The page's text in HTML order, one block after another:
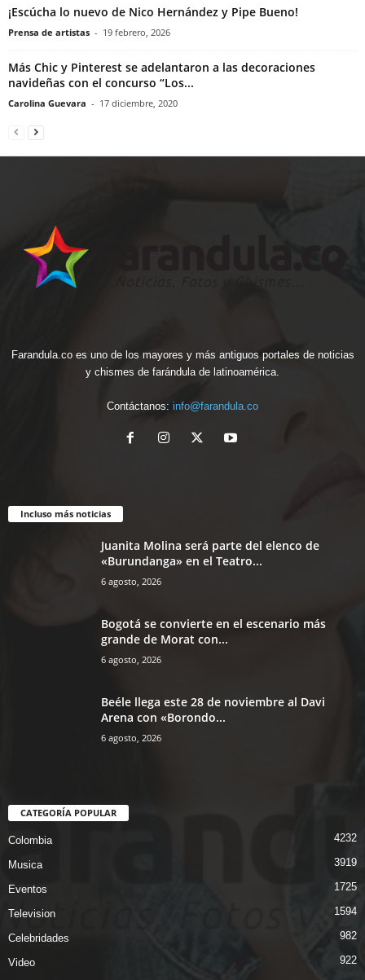
¡Escúcha lo nuevo de Nico Hernández y Pipe Bueno!
Prensa de artistas - 19 febrero, 2026
Más Chic y Pinterest se adelantaron a las decoraciones
navideñas con el concurso “Los...
Carolina Guevara - 17 diciembre, 2020
Farandula.co es uno de los mayores y más antiguos portales de noticias
y chismes de farándula de latinoamérica.
Contáctanos: info@farandula.co
Incluso más noticias
Juanita Molina será parte del elenco de
«Burundanga» en el Teatro...
6 agosto, 2026
Bogotá se convierte en el escenario más
grande de Morat con...
6 agosto, 2026
Beéle llega este 28 de noviembre al Davi
Arena con «Borondo...
6 agosto, 2026
CATEGORÍA POPULAR
Colombia 4232
Musica 3919
Eventos 1725
Television 1594
Celebridades 982
Video
922